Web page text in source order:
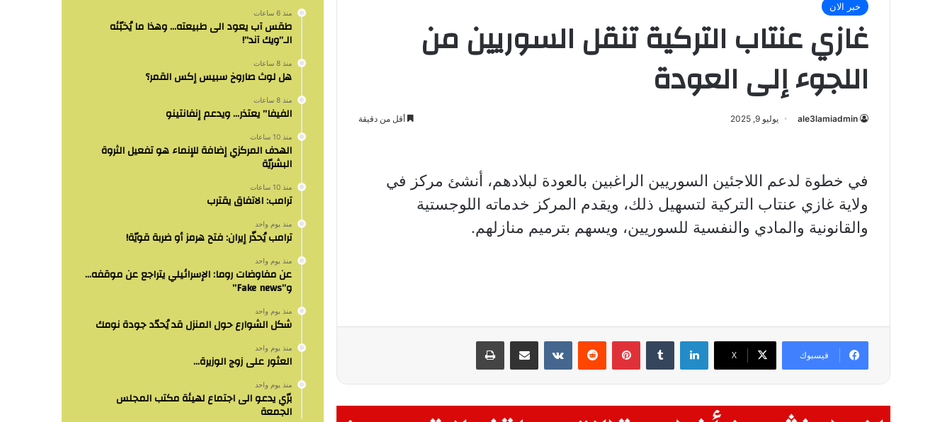
خبر الان
غازي عنتاب التركية تنقل السوريين من
اللجوء إلى العودة
ale3lamiadmin يوليو 9, 2025 أقل من دقيقة
في خطوة لدعم اللاجئين السوريين الراغبين بالعودة لبلادهم، أنشئ مركز في
ولاية غازي عنتاب التركية لتسهيل ذلك، ويقدم المركز خدماته اللوجستية
والقانونية والمادي والنفسية للسوريين، ويسهم بترميم منازلهم.
فيسبوك X
لينكدإن بينتيريست مشاركة عبر البريد طباعة
منذ 6 ساعات
طقس آب يعود الى طبيعته… وهذا ما يُخبّئه
الـ”ويك آند”!
منذ 8 ساعات
هل لوث صاروخ سبيس إكس القمر؟
منذ 8 ساعات
الفيفا” يعتذر… ويدعم إنفانتينو
منذ 10 ساعات
الهدف المركزي إضافة للإنماء هو تفعيل الثروة
البشريّة
منذ 10 ساعات
ترامب: الاتفاق يقترب
منذ يوم واحد
ترامب يُحذّر إيران: فتح هرمز أو ضربة قويّة!
منذ يوم واحد
عن مفاوضات روما: الإسرائيلي يتراجع عن موقفه…
و”Fake news”
منذ يوم واحد
شكل الشوارع حول المنزل قد يُحدّد جودة نومك
منذ يوم واحد
العثور على زوج الوزيرة…
منذ يوم واحد
برّي يدعو الى اجتماع لهيئة مكتب المجلس
الجمعة